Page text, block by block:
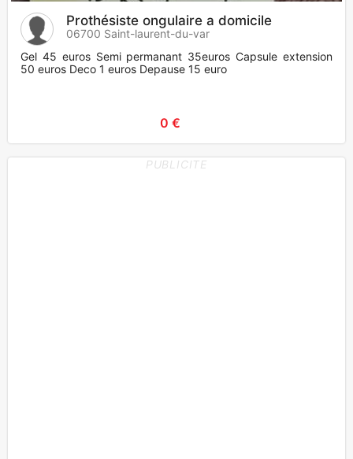
Prothésiste ongulaire a domicile
06700 Saint-laurent-du-var
Gel 45 euros Semi permanant 35euros Capsule extension
50 euros Deco 1 euros Depause 15 euro
0 €
PUBLICITE